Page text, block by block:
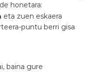
honetara:
eta zuen eskaera
puntu berri gisa
baina gure